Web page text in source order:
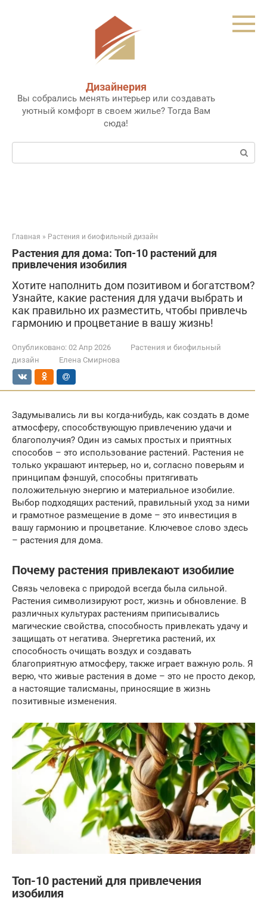
Дизайнерия
Вы собрались менять интерьер или создавать
уютный комфорт в своем жилье? Тогда Вам
сюда!
Поиск:
Главная » Растения и биофильный дизайн
Растения для дома: Топ-10 растений для
привлечения изобилия
Хотите наполнить дом позитивом и богатством?
Узнайте, какие растения для удачи выбрать и
как правильно их разместить, чтобы привлечь
гармонию и процветание в вашу жизнь!
Опубликовано: 02 Апр 2026
Растения и биофильный
дизайн
Елена Смирнова
Задумывались ли вы когда-нибудь, как создать в доме
атмосферу, способствующую привлечению удачи и
благополучия? Один из самых простых и приятных
способов – это использование растений. Растения не
только украшают интерьер, но и, согласно поверьям и
принципам фэншуй, способны притягивать
положительную энергию и материальное изобилие.
Выбор подходящих растений, правильный уход за ними
и грамотное размещение в доме – это инвестиция в
вашу гармонию и процветание. Ключевое слово здесь
– растения для дома.
Почему растения привлекают изобилие
Связь человека с природой всегда была сильной.
Растения символизируют рост, жизнь и обновление. В
различных культурах растениям приписывались
магические свойства, способность привлекать удачу и
защищать от негатива. Энергетика растений, их
способность очищать воздух и создавать
благоприятную атмосферу, также играет важную роль. Я
верю, что живые растения в доме – это не просто декор,
а настоящие талисманы, приносящие в жизнь
позитивные изменения.
Топ-10 растений для привлечения
изобилия